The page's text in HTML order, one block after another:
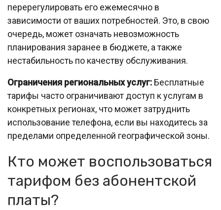
перерегулировать его ежемесячно в
зависимости от ваших потребностей. Это, в свою
очередь, может означать невозможность
планирования заранее в бюджете, а также
нестабильность по качеству обслуживания.
Ограничения региональных услуг: Бесплатные
тарифы часто ограничивают доступ к услугам в
конкретных регионах, что может затруднить
использование телефона, если вы находитесь за
пределами определенной географической зоны.
Кто может воспользоваться
тарифом без абонентской
платы?